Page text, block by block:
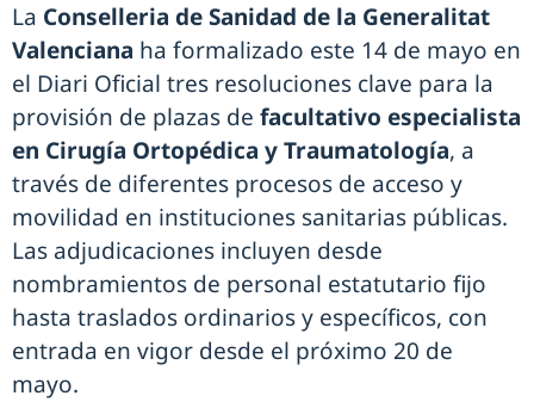
La Conselleria de Sanidad de la Generalitat
Valenciana ha formalizado este 14 de mayo en
el Diari Oficial tres resoluciones clave para la
provisión de plazas de facultativo especialista
en Cirugía Ortopédica y Traumatología, a
través de diferentes procesos de acceso y
movilidad en instituciones sanitarias públicas.
Las adjudicaciones incluyen desde
nombramientos de personal estatutario fijo
hasta traslados ordinarios y específicos, con
entrada en vigor desde el próximo 20 de
mayo.